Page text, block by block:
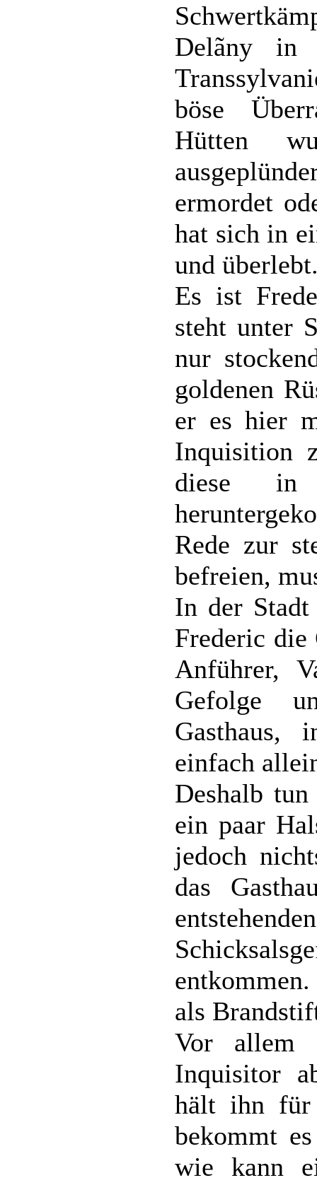
Delãny in
böse
Hütten
ermordet
hat sich in
und
Es ist
steht unter
nur
goldenen
er es hier
Inquisition
diese in
Rede zur
befreien,
In der Stadt
Frederic die
Anführer,
Gefolge
einfach
Deshalb
ein paar
jedoch
das
als
Vor allem
Inquisitor
hält ihn für
bekommt
wie kann